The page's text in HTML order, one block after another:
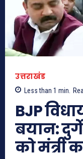
उत्तराखंड
Less than 1 min.
BJP
बयान:
को मंत्री